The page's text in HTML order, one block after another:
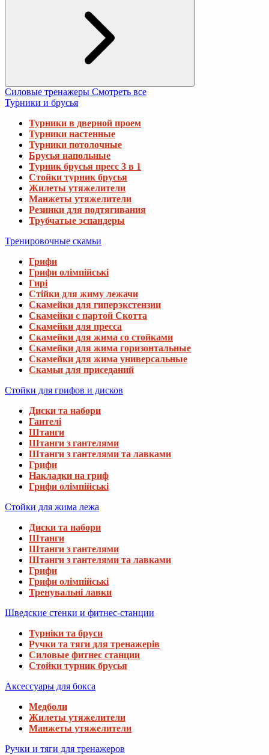
Силовые тренажеры Смотреть все
Турники и брусья
Турники в дверной проем
Турники настенные
Турники потолочные
Брусья напольные
Турник брусья пресс 3 в 1
Стойки турник брусья
Жилеты утяжелители
Манжеты утяжелители
Резинки для подтягивания
Трубчатые эспандеры
Тренировочные скамьи
Грифи
Грифи олімпійські
Гирі
Стійки для жиму лежачи
Скамейки для гиперэкстензии
Скамейки с партой Скотта
Скамейки для пресса
Скамейки для жима со стойками
Скамейки для жима горизонтальные
Скамейки для жима универсальные
Скамьи для приседаний
Стойки для грифов и дисков
Диски та набори
Гантелі
Штанги
Штанги з гантелями
Штанги з гантелями та лавками
Грифи
Накладки на гриф
Грифи олімпійські
Стойки для жима лежа
Диски та набори
Штанги
Штанги з гантелями
Штанги з гантелями та лавками
Грифи
Грифи олімпійські
Тренувальні лавки
Шведские стенки и фитнес-станции
Турніки та бруси
Ручки та тяги для тренажерів
Силовые фитнес станции
Стойки турник брусья
Аксессуары для бокса
Медболи
Жилеты утяжелители
Манжеты утяжелители
Ручки и тяги для тренажеров